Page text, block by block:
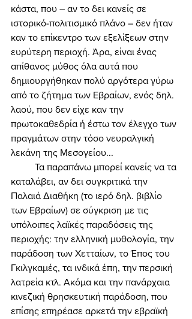
κάστα, που – αν το δει κανείς σε
ιστορικό-πολιτισμικό πλάνο – δεν ήταν
καν το επίκεντρο των εξελίξεων στην
ευρύτερη περιοχή. Άρα, είναι ένας
απίθανος μύθος όλα αυτά που
δημιουργήθηκαν πολύ αργότερα γύρω
από το ζήτημα των Εβραίων, ενός δηλ.
λαού, που δεν είχε καν την
πρωτοκαθεδρία ή έστω τον έλεγχο των
πραγμάτων στην τόσο νευραλγική
λεκάνη της Μεσογείου...
καταλάβει, αν δει συγκριτικά την
Παλαιά Διαθήκη (το ιερό δηλ. βιβλίο
των Εβραίων) σε σύγκριση με τις
υπόλοιπες λαϊκές παραδόσεις της
περιοχής: την ελληνική μυθολογία, την
παράδοση των Χετταίων, το Έπος του
Γκιλγκαμές, τα ινδικά έπη, την περσική
λατρεία κτλ. Ακόμα και την πανάρχαια
κινεζική θρησκευτική παράδοση, που
επίσης επηρέασε αρκετά την εβραϊκή